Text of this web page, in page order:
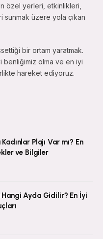
özel yerleri, etkinlikleri,
üzere yola çıkan
bir ortam yaratmak.
benliğimiz olma ve en iyi
hareket ediyoruz.
Plajı Var mı? En
ve Bilgiler
Hangi Ayda Gidilir? En İyi